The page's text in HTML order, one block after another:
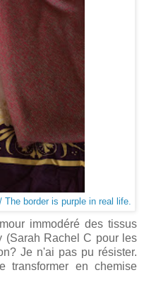
border is purple in real life.
immodéré des tissus
(Sarah Rachel C pour les
Je n'ai pas pu résister.
transformer en chemise